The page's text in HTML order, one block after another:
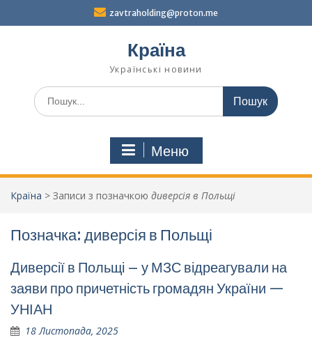
zavtraholding@proton.me
Країна
Українські новини
Шукати:
Меню
Країна > Записи з позначкою диверсія в Польщі
Позначка: диверсія в Польщі
Диверсії в Польщі – у МЗС відреагували на
заяви про причетність громадян України —
УНІАН
18 Листопада, 2025